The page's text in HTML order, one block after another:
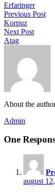
Erfaringer
Previous Post
Korpuz
Next Post
Atag
About the
Admin
One
august